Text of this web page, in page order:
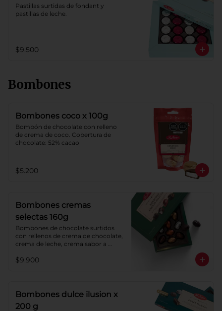
Pastillas surtidas de fondant y
pastillas de leche.
$9.500
Bombones
Bombones coco x 100g
Bombón de chocolate con relleno
de crema de coco. Cobertura de
chocolate: 52% cacao
$5.200
Bombones cremas
selectas 160g
Bombones de chocolate surtidos
con rellenos de crema de chocolate,
crema de leche, crema sabor a
de chocolate: 52% cacao.
$9.900
Bombones dulce ilusion x
200 g